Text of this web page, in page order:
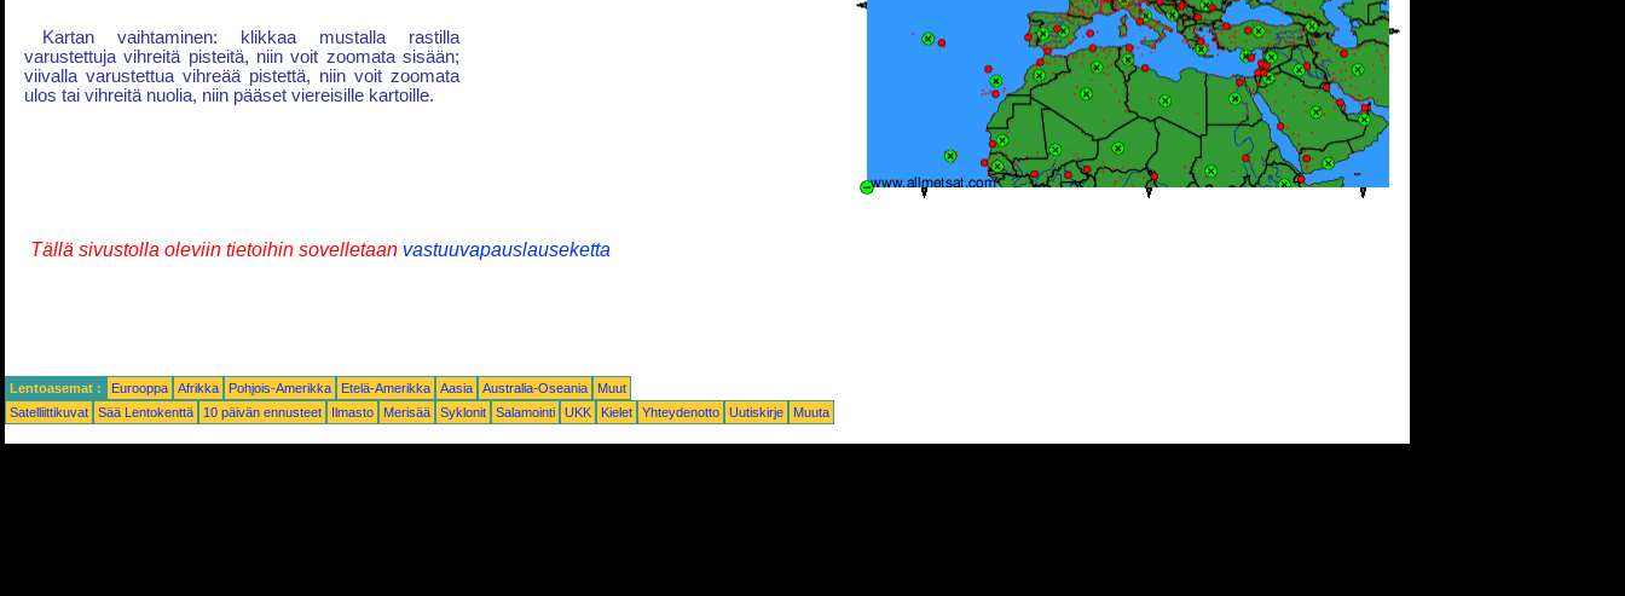
Kartan vaihtaminen: klikkaa mustalla rastilla
varustettuja vihreitä pisteitä, niin voit zoomata sisään;
viivalla varustettua vihreää pistettä, niin voit zoomata
ulos tai vihreitä nuolia, niin pääset viereisille kartoille.
Tällä sivustolla oleviin tietoihin sovelletaan vastuuvapauslauseketta
Lentoasemat : Eurooppa Afrikka Pohjois-Amerikka Etelä-Amerikka Aasia Australia-Oseania
Muut
Satelliittikuvat
Sää Lentokenttä 10 päivän ennusteet Ilmasto Merisää Syklonit Salamointi UKK Kielet Yhteydenotto Uutiskirje Muuta